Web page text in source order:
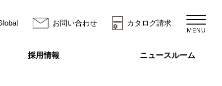
お問い合わせ カタログ請求
MENU
採用情報 ニュースルーム